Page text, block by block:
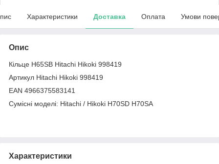
Характеристики Доставка Оплата Умови
Опис
Кільце H65SB Hitachi Hikoki 998419
Артикул Hitachi Hikoki 998419
EAN 4966375583141
Сумісні моделі: Hitachi / Hikoki H70SD H70SA
Характеристики